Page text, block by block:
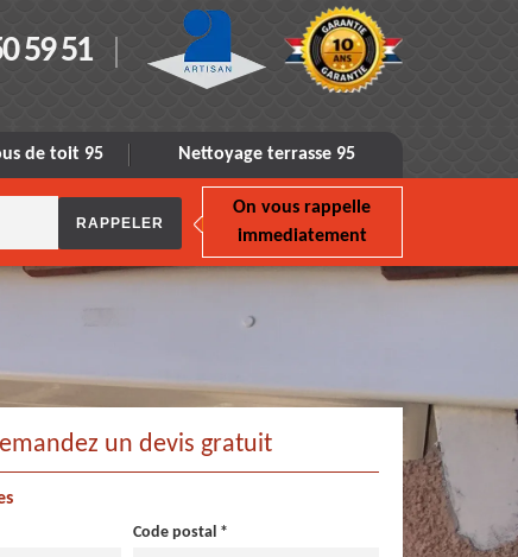
59 51
de toit 95 Nettoyage terrasse 95
On vous rappelle
immediatement
un devis gratuit
Code postal *